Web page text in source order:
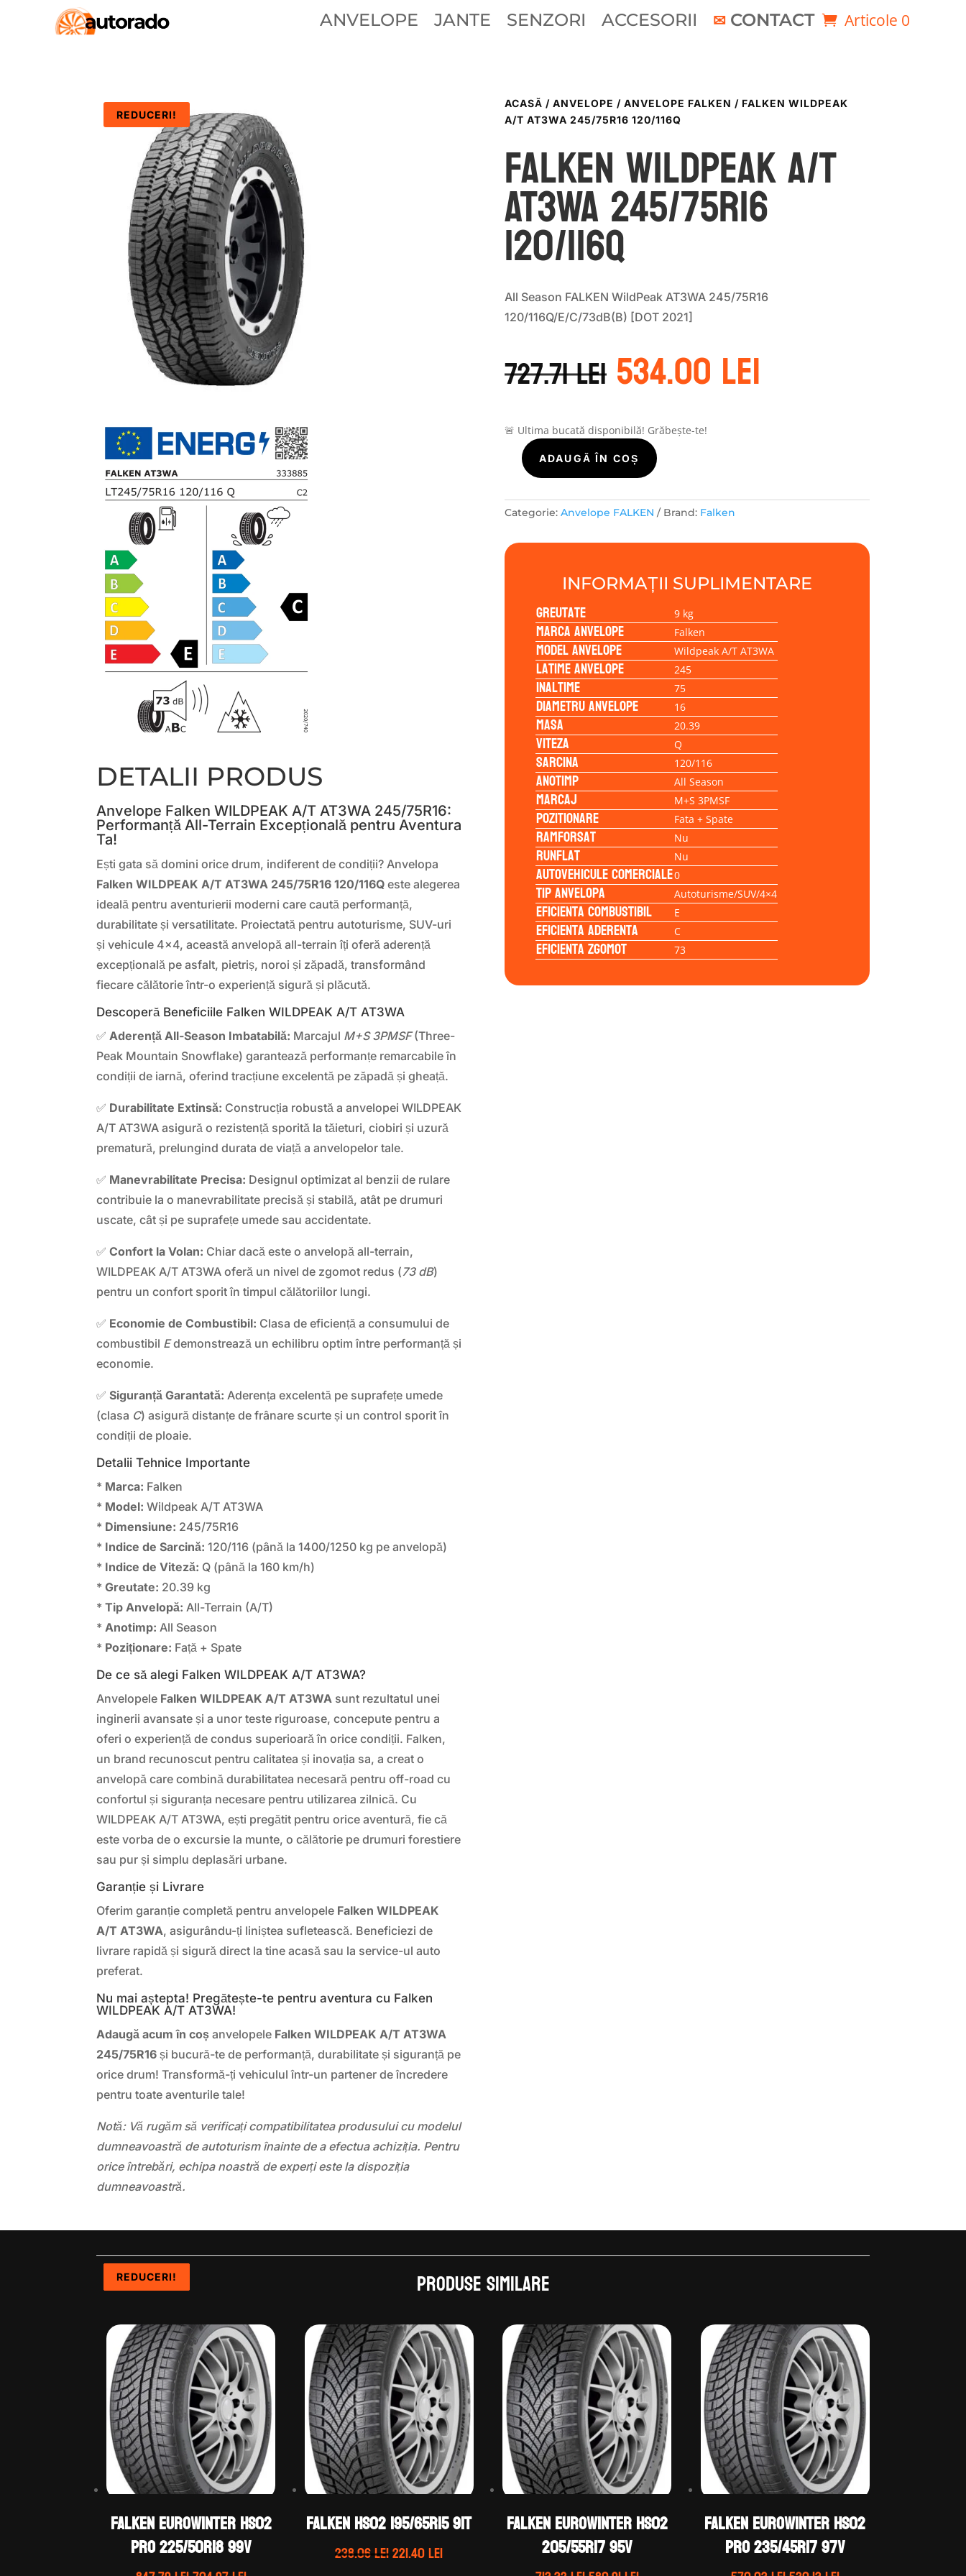
ANVELOPE JANTE SENZORI ACCESORII CONTACT Articole 0
REDUCERI!
DETALII PRODUS
Anvelope Falken WILDPEAK A/T AT3WA 245/75R16:
Performanță All-Terrain Excepțională pentru Aventura
Ta!
Ești gata să domini orice drum, indiferent de condiții? Anvelopa
Falken WILDPEAK A/T AT3WA 245/75R16 120/116Q este alegerea
ideală pentru aventurierii moderni care caută performanță,
durabilitate și versatilitate. Proiectată pentru autoturisme, SUV-uri
și vehicule 4×4, această anvelopă all-terrain îți oferă aderență
excepțională pe asfalt, pietriș, noroi și zăpadă, transformând
fiecare călătorie într-o experiență sigură și plăcută.
Descoperă Beneficiile Falken WILDPEAK A/T AT3WA
✅ Aderență All-Season Imbatabilă: Marcajul M+S 3PMSF(Three-
Peak Mountain Snowflake) garantează performanțe remarcabile în
condiții de iarnă, oferind tracțiune excelentă pe zăpadă și gheață.
✅ Durabilitate Extinsă: Construcția robustă a anvelopei WILDPEAK
A/T AT3WA asigură o rezistență sporită la tăieturi, ciobiri și uzură
prematură, prelungind durata de viață a anvelopelor tale.
✅ Manevrabilitate Precisa: Designul optimizat al benzii de rulare
contribuie la o manevrabilitate precisă și stabilă, atât pe drumuri
uscate, cât și pe suprafețe umede sau accidentate.
✅Confort la Volan: Chiar dacă este o anvelopă all-terrain,
WILDPEAK A/T AT3WA oferă un nivel de zgomot redus (73 dB)
pentru un confort sporit în timpul călătoriilor lungi.
✅ Economie de Combustibil: Clasa de eficiență a consumului de
combustibil Edemonstrează un echilibru optim între performanță și
economie.
✅Siguranță Garantată: Aderența excelentă pe suprafețe umede
(clasa C) asigură distanțe de frânare scurte și un control sporit în
condiții de ploaie.
Detalii Tehnice Importante
* Marca: Falken
* Model: Wildpeak A/T AT3WA
* Dimensiune: 245/75R16
* Indice de Sarcină: 120/116 (până la 1400/1250 kg pe anvelopă)
* Indice de Viteză: Q (până la 160 km/h)
*Greutate: 20.39 kg
*Tip Anvelopă: All-Terrain (A/T)
* Anotimp: All Season
* Poziționare: Față + Spate
De ce să alegi Falken WILDPEAK A/T AT3WA?
Anvelopele Falken WILDPEAK A/T AT3WA sunt rezultatul unei
inginerii avansate și a unor teste riguroase, concepute pentru a
oferi o experiență de condus superioară în orice condiții. Falken,
un brand recunoscut pentru calitatea și inovația sa, a creat o
anvelopă care combină durabilitatea necesară pentru off-road cu
confortul și siguranța necesare pentru utilizarea zilnică. Cu
WILDPEAK A/T AT3WA, ești pregătit pentru orice aventură, fie că
este vorba de o excursie la munte, o călătorie pe drumuri forestiere
sau pur și simplu deplasări urbane.
Garanție și Livrare
Oferim garanție completă pentru anvelopele Falken WILDPEAK
A/T AT3WA, asigurându-ți liniștea sufletească. Beneficiezi de
livrare rapidă și sigură direct la tine acasă sau la service-ul auto
preferat.
Nu mai aștepta! Pregătește-te pentru aventura cu Falken
WILDPEAK A/T AT3WA!
Adaugă acum în coș anvelopele Falken WILDPEAK A/T AT3WA
245/75R16 și bucură-te de performanță, durabilitate și siguranță pe
orice drum! Transformă-ți vehiculul într-un partener de încredere
pentru toate aventurile tale!
Notă: Vă rugăm să verificați compatibilitatea produsului cu modelul
dumneavoastră de autoturism înainte de a efectua achiziția. Pentru
orice întrebări, echipa noastră de experți este la dispoziția
dumneavoastră.
ACASĂ / ANVELOPE / ANVELOPE FALKEN / FALKEN WILDPEAK
A/T AT3WA 245/75R16 120/116Q
Falken WILDPEAK A/T
AT3WA 245/75R16
120/116Q
All Season FALKEN WildPeak AT3WA 245/75R16
120/116Q/E/C/73dB(B) [DOT 2021]
727.71lei Prețul
inițial
a
fost:
727.71 lei.
534.00lei
🚨 Ultima bucată disponibilă! Grăbește-te!
Cantitate
Falken
WILDPEAK
A/T
245/75R16
120/116Q
ADAUGĂ ÎN COȘ
Categorie: Anvelope FALKEN Brand: Falken
INFORMAȚII SUPLIMENTARE
Greutate 9 kg
Marca anvelope Falken
Model anvelope Wildpeak A/T AT3WA
Latime anvelope 245
Inaltime 75
Diametru anvelope 16
Masa 20.39
Viteza Q
Sarcina 120/116
Anotimp All Season
Marcaj M+S 3PMSF
Pozitionare Fata + Spate
Ramforsat Nu
Runflat Nu
Autovehicule comerciale0
Tip anvelopa Autoturisme/SUV/4×4
Eficienta Combustibil E
Eficienta Aderenta C
Eficienta Zgomot 73
Produse similare
REDUCERI!
Falken EUROWINTER HS02
PRO 225/50R18 99V
REDUCERI!
Falken HS02 195/65R15 91T
238.06leiPrețul
221.40leiPrețul
REDUCERI!
Falken EUROWINTER HS02
205/55R17 95V
REDUCERI!
Falken EUROWINTER HS02
PRO 235/45R17 97V